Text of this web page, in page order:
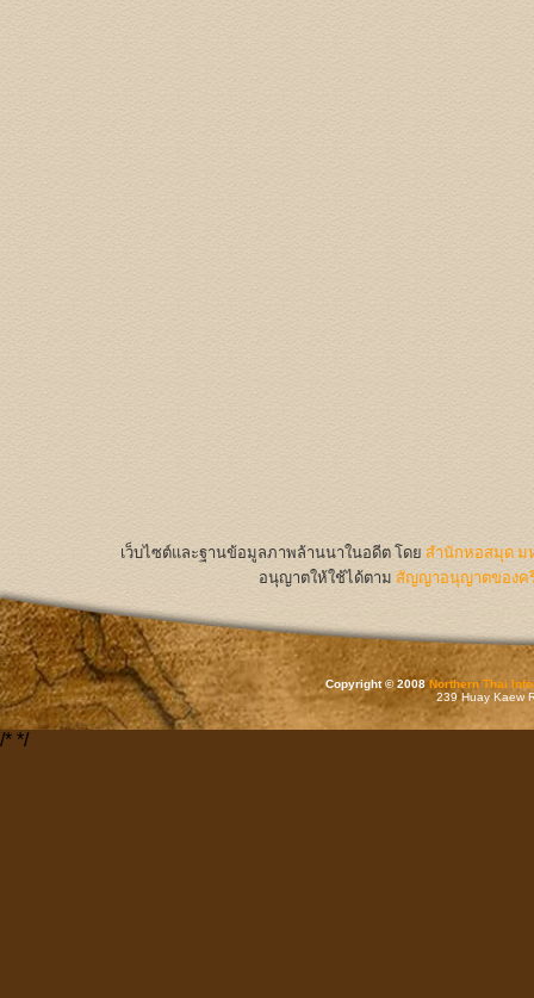
เว็บไซต์และฐานข้อมูลภาพล้านนาในอดีต โดย สำนักหอสมุด ม
อนุญาตให้ใช้ได้ตาม สัญญาอนุญาตของค
Copyright © 2008Northern Thai
239 Huay Kaew
/* */